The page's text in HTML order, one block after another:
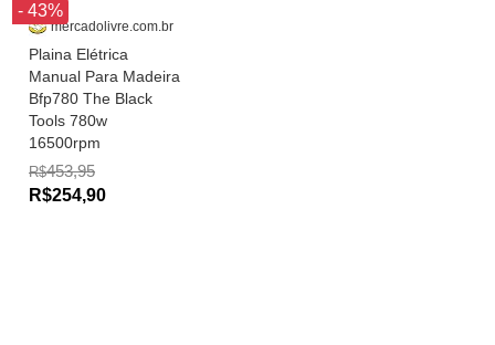
- 43%
mercadolivre.com.br
Plaina Elétrica
Manual Para Madeira
Bfp780 The Black
Tools 780w
16500rpm
R$453,95
R$254,90